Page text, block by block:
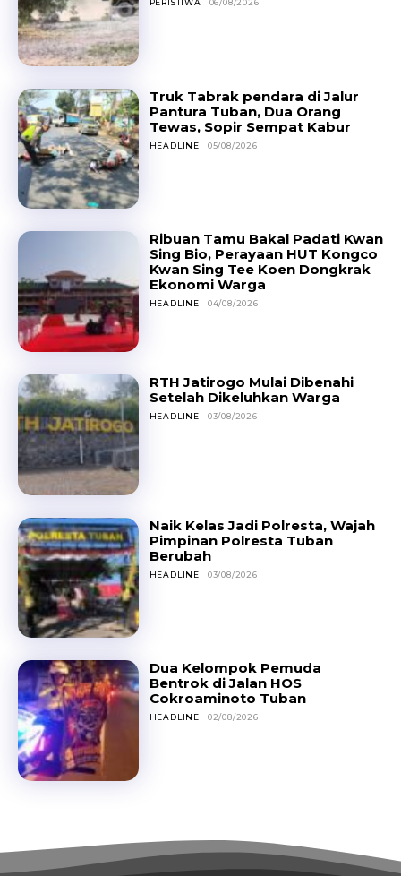
PERISTIWA 06/08/2026
Truk Tabrak pendara di Jalur
Pantura Tuban, Dua Orang
Tewas, Sopir Sempat Kabur
HEADLINE 05/08/2026
Ribuan Tamu Bakal Padati Kwan
Sing Bio, Perayaan HUT Kongco
Kwan Sing Tee Koen Dongkrak
Ekonomi Warga
HEADLINE 04/08/2026
RTH Jatirogo Mulai Dibenahi
Setelah Dikeluhkan Warga
HEADLINE 03/08/2026
Naik Kelas Jadi Polresta, Wajah
Pimpinan Polresta Tuban
Berubah
HEADLINE 03/08/2026
Dua Kelompok Pemuda
Bentrok di Jalan HOS
Cokroaminoto Tuban
HEADLINE 02/08/2026